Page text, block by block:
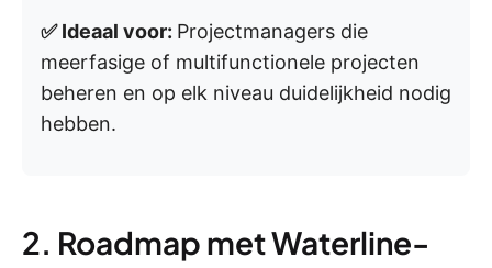
✅ Ideaal voor: Projectmanagers die
meerfasige of multifunctionele projecten
beheren en op elk niveau duidelijkheid nodig
hebben.
2. Roadmap met Waterline-